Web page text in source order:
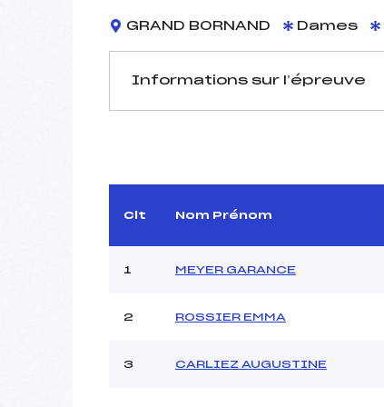
GRAND BORNAND Dames
Informations sur l’épreuve
Arbitre :
Clt Nom Prénom
1 MEYER GARANCE
2 ROSSIER EMMA
3 CARLIEZ AUGUSTINE